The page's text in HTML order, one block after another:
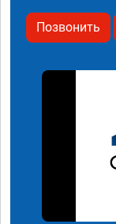
Позвонить